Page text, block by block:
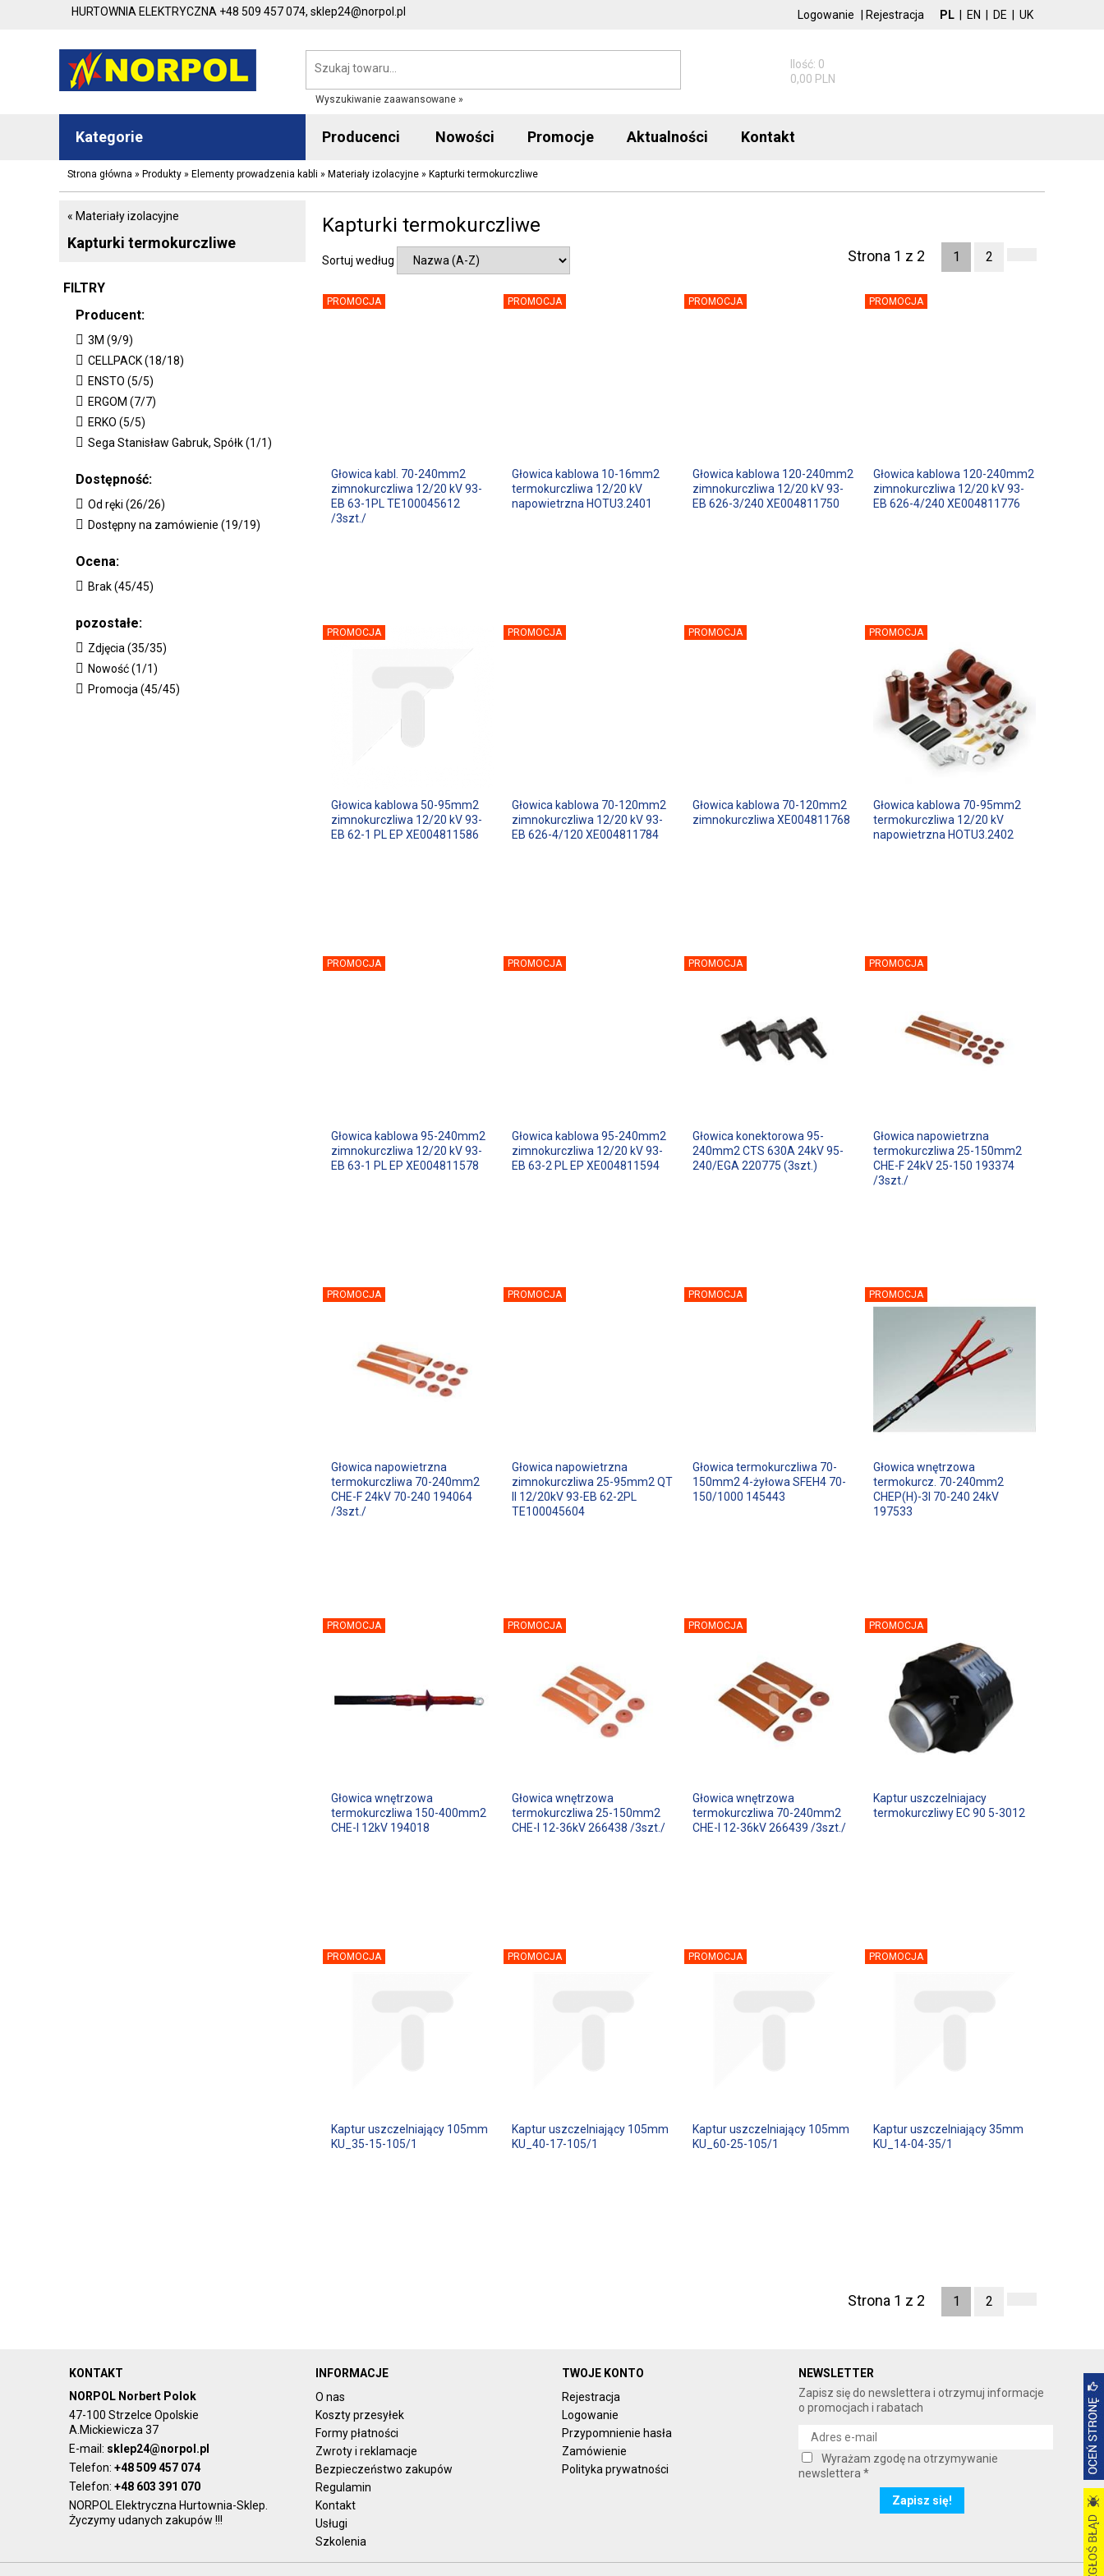
HURTOWNIA ELEKTRYCZNA +48 509 457 074, sklep24@norpol.pl PL EN DE UK
Logowanie Rejestracja
Wyszukiwanie zaawansowane »
Ilość: 0
0,00 PLN
Kategorie Producenci Nowości Promocje Aktualności Kontakt
Strona główna » Produkty » Elementy prowadzenia kabli » Materiały izolacyjne » Kapturki termokurczliwe
« Materiały izolacyjne
Kapturki termokurczliwe
FILTRY
Producent:
3M (9/9)
CELLPACK (18/18)
ENSTO (5/5)
ERGOM (7/7)
ERKO (5/5)
Sega Stanisław Gabruk, Spółk (1/1)
Dostępność:
Od ręki (26/26)
Dostępny na zamówienie (19/19)
Ocena:
Brak (45/45)
pozostałe:
Zdjęcia (35/35)
Nowość (1/1)
Promocja (45/45)
Kapturki termokurczliwe
Sortuj według Strona 1 z 2 1 2
PROMOCJA
Głowica kabl. 70-240mm2
zimnokurczliwa 12/20 kV 93-
EB 63-1PL TE100045612
/3szt./
PROMOCJA
Głowica kablowa 10-16mm2
termokurczliwa 12/20 kV
napowietrzna HOTU3.2401
PROMOCJA
Głowica kablowa 120-240mm2
zimnokurczliwa 12/20 kV 93-
EB 626-3/240 XE004811750
PROMOCJA
Głowica kablowa 120-240mm2
zimnokurczliwa 12/20 kV 93-
EB 626-4/240 XE004811776
PROMOCJA
Głowica kablowa 50-95mm2
zimnokurczliwa 12/20 kV 93-
EB 62-1 PL EP XE004811586
PROMOCJA
Głowica kablowa 70-120mm2
zimnokurczliwa 12/20 kV 93-
EB 626-4/120 XE004811784
PROMOCJA
Głowica kablowa 70-120mm2
zimnokurczliwa XE004811768
PROMOCJA
Głowica kablowa 70-95mm2
termokurczliwa 12/20 kV
napowietrzna HOTU3.2402
PROMOCJA
Głowica kablowa 95-240mm2
zimnokurczliwa 12/20 kV 93-
EB 63-1 PL EP XE004811578
PROMOCJA
Głowica kablowa 95-240mm2
zimnokurczliwa 12/20 kV 93-
EB 63-2 PL EP XE004811594
PROMOCJA
Głowica konektorowa 95-
240mm2 CTS 630A 24kV 95-
240/EGA 220775 (3szt.)
PROMOCJA
Głowica napowietrzna
termokurczliwa 25-150mm2
CHE-F 24kV 25-150 193374
/3szt./
PROMOCJA
Głowica napowietrzna
termokurczliwa 70-240mm2
CHE-F 24kV 70-240 194064
/3szt./
PROMOCJA
Głowica napowietrzna
zimnokurczliwa 25-95mm2 QT
II 12/20kV 93-EB 62-2PL
TE100045604
PROMOCJA
Głowica termokurczliwa 70-
150mm2 4-żyłowa SFEH4 70-
150/1000 145443
PROMOCJA
Głowica wnętrzowa
termokurcz. 70-240mm2
CHEP(H)-3I 70-240 24kV
197533
PROMOCJA
Głowica wnętrzowa
termokurczliwa 150-400mm2
CHE-I 12kV 194018
PROMOCJA
Głowica wnętrzowa
termokurczliwa 25-150mm2
CHE-I 12-36kV 266438 /3szt./
PROMOCJA
Głowica wnętrzowa
termokurczliwa 70-240mm2
CHE-I 12-36kV 266439 /3szt./
PROMOCJA
Kaptur uszczelniajacy
termokurczliwy EC 90 5-3012
PROMOCJA
Kaptur uszczelniający 105mm
KU_35-15-105/1
PROMOCJA
Kaptur uszczelniający 105mm
KU_40-17-105/1
PROMOCJA
Kaptur uszczelniający 105mm
KU_60-25-105/1
PROMOCJA
Kaptur uszczelniający 35mm
KU_14-04-35/1
Strona 1 z 2 1 2
KONTAKT
NORPOL Norbert Polok
47-100 Strzelce Opolskie
A.Mickiewicza 37
E-mail: sklep24@norpol.pl
Telefon: +48 509 457 074
Telefon: +48 603 391 070
NORPOL Elektryczna Hurtownia-Sklep.
Życzymy udanych zakupów !!!
INFORMACJE
O nas
Koszty przesyłek
Formy płatności
Zwroty i reklamacje
Bezpieczeństwo zakupów
Regulamin
Kontakt
Usługi
Szkolenia
TWOJE KONTO
Rejestracja
Logowanie
Przypomnienie hasła
Zamówienie
Polityka prywatności
NEWSLETTER
Zapisz się do newslettera i otrzymuj informacje
o promocjach i rabatach
Wyrażam zgodę na otrzymywanie
newslettera *